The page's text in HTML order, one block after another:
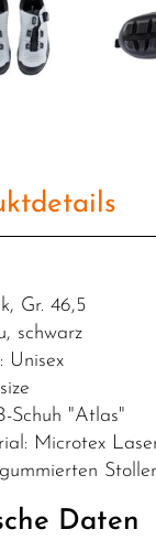
Gr. 46,5
schwarz
Unisex
Schuh "Atlas"
Microtex
Daten